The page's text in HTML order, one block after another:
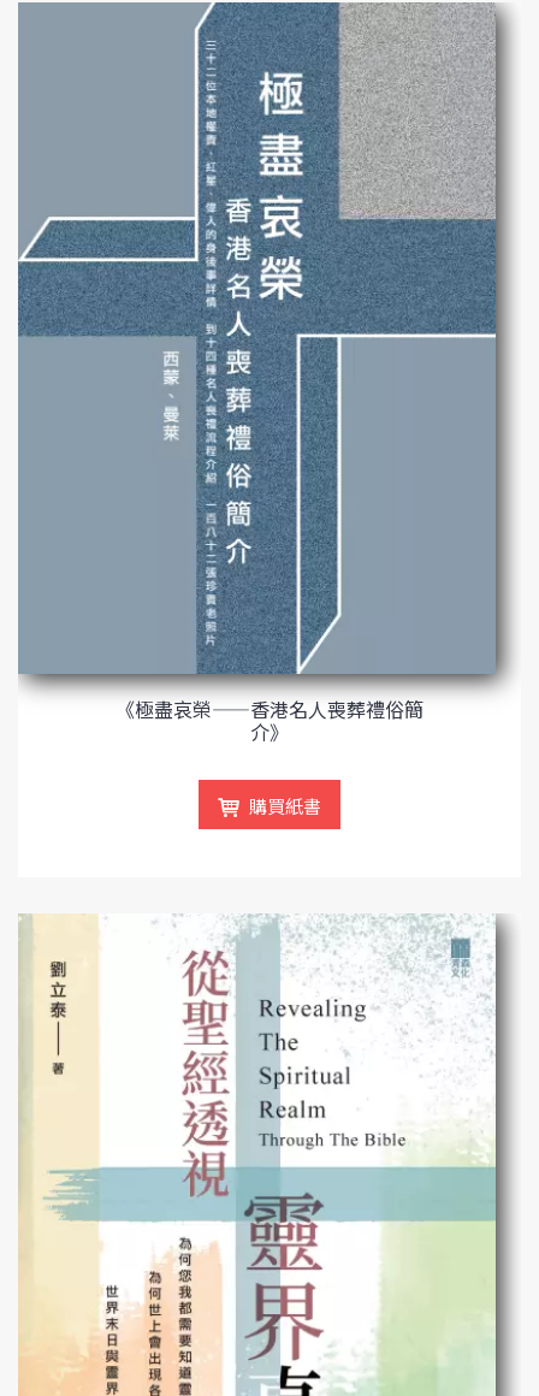
《極盡哀榮——香港名人喪葬禮俗簡
介》
購買紙書